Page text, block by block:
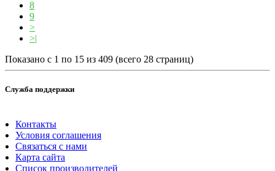
8
9
>
>|
Показано с 1 по 15 из 409 (всего 28 страниц)
Служба поддержки
Контакты
Условия соглашения
Связаться с нами
Карта сайта
Список производителей